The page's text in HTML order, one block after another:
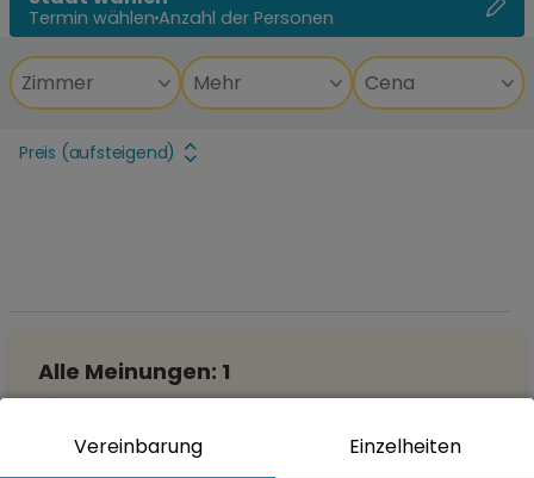
Termin wählen Anzahl der Personen
Preis (aufsteigend)
Alle Meinungen: 1
10,0
Vereinbarung Einzelheiten